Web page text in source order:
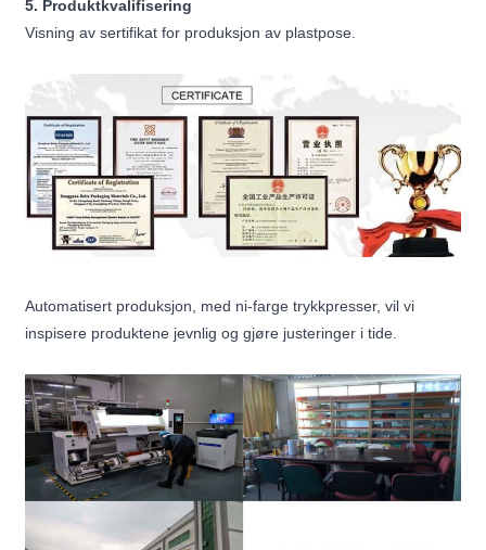
5. Produktkvalifisering
Visning av sertifikat for produksjon av plastpose.
Automatisert produksjon, med ni-farge trykkpresser, vil vi
inspisere produktene jevnlig og gjøre justeringer i tide.